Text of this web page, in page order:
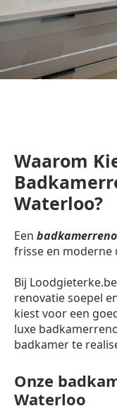
Waarom
Waterloo?
Een
frisse en moderne
Bij
renovatie soepel
kiest voor een
luxe
badkamer te
Onze
Waterloo